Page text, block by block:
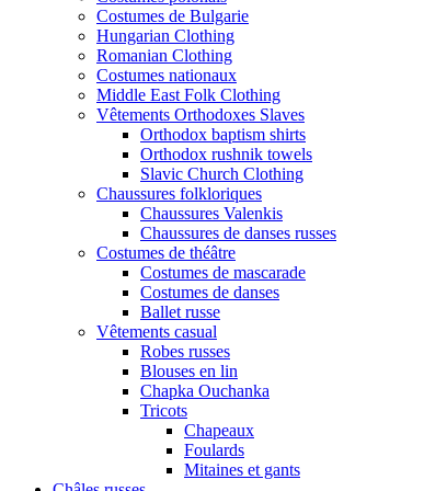
Costumes de Bulgarie
Hungarian Clothing
Romanian Clothing
Costumes nationaux
Middle East Folk Clothing
Vêtements Orthodoxes Slaves
Orthodox baptism shirts
Orthodox rushnik towels
Slavic Church Clothing
Chaussures folkloriques
Chaussures Valenkis
Chaussures de danses russes
Costumes de théâtre
Costumes de mascarade
Costumes de danses
Ballet russe
Vêtements casual
Robes russes
Blouses en lin
Chapka Ouchanka
Tricots
Chapeaux
Foulards
Mitaines et gants